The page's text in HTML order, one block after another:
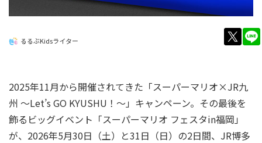
るるぶKidsライター
2025年11月から開催されてきた「スーパーマリオ×JR九
州 ～Let’s GO KYUSHU！～」キャンペーン。その最後を
飾るビッグイベント「スーパーマリオ フェスタin福岡」
が、2026年5月30日（土）と31日（日）の2日間、JR博多